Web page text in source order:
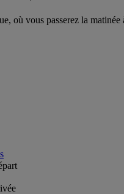
où vous passerez la